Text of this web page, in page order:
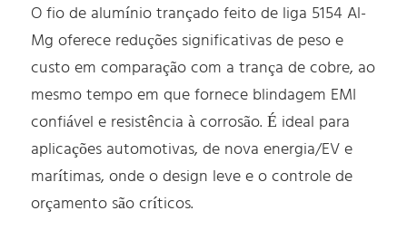
O fio de alumínio trançado feito de liga 5154 Al-
Mg oferece reduções significativas de peso e
custo em comparação com a trança de cobre, ao
mesmo tempo em que fornece blindagem EMI
confiável e resistência à corrosão. É ideal para
aplicações automotivas, de nova energia/EV e
marítimas, onde o design leve e o controle de
orçamento são críticos.